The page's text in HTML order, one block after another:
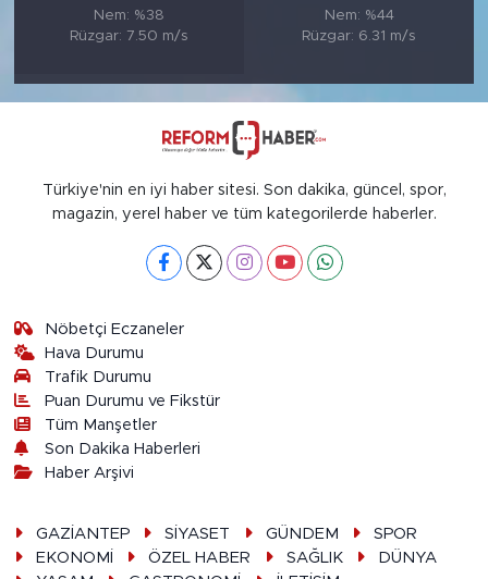
Nem: %38
Rüzgar: 7.50 m/s
Nem: %44
Rüzgar: 6.31 m/s
Türkiye'nin en iyi haber sitesi. Son dakika, güncel, spor,
magazin, yerel haber ve tüm kategorilerde haberler.
Nöbetçi Eczaneler
Hava Durumu
Trafik Durumu
Puan Durumu ve Fikstür
Tüm Manşetler
Son Dakika Haberleri
Haber Arşivi
GAZİANTEP SİYASET GÜNDEM
SPOR
EKONOMİ
ÖZEL HABER SAĞLIK
DÜNYA